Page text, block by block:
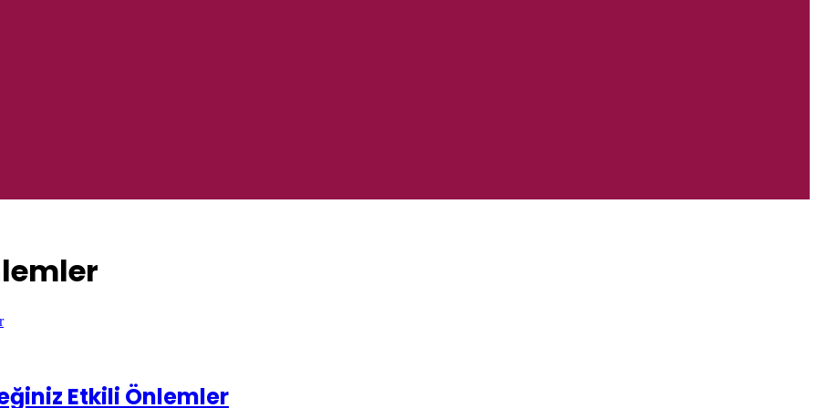
Etkili Önlemler